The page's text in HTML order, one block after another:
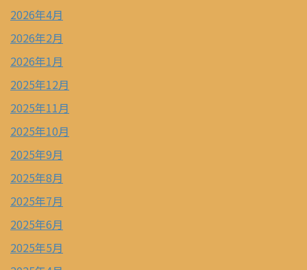
2026年4月
2026年2月
2026年1月
2025年12月
2025年11月
2025年10月
2025年9月
2025年8月
2025年7月
2025年6月
2025年5月